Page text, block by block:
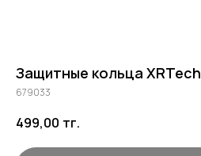
Защитные кольца XRTech
679033
499,00 тг.